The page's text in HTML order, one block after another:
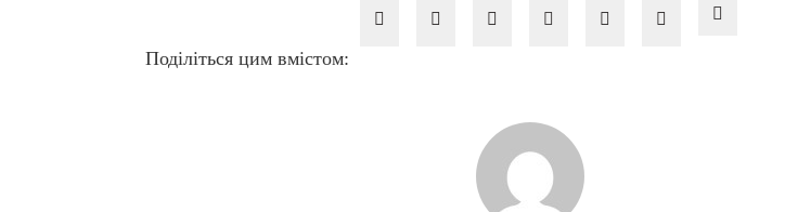
Поділіться цим вмістом: